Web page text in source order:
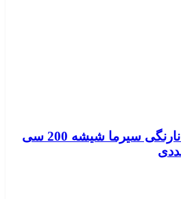
آب گازدار با طعم نارنگی سیرما شیشه 200 سی